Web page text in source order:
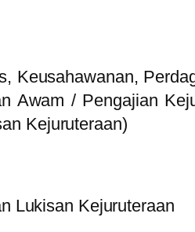
Keusahawanan,
Awam / Pengajian
Kejuruteraan)
Lukisan Kejuruteraan